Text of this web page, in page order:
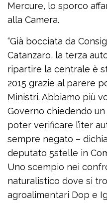
Mercure, lo sporco
alla Camera.
“Già bocciata da
Catanzaro, la terza
ripartire la centrale è
2015 grazie al parere
Ministri. Abbiamo più
Governo chiedendo
poter verificare l’iter
sempre negato –
deputato 5stelle in
Uno scempio nei
naturalistico dove si
agroalimentari Dop e